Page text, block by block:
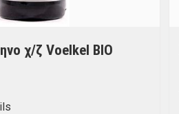
χ/ζ Voelkel BIO